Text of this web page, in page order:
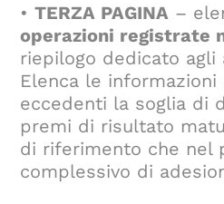
•TERZA PAGINA –
operazioni registrate
riepilogo dedicato
Elenca le
eccedenti la soglia di
premi di risultato
di riferimento che nel
complessivo di